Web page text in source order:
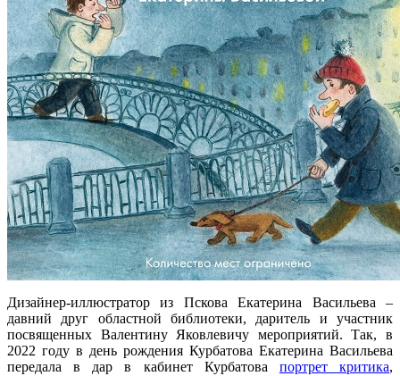
Дизайнер-иллюстратор из Пскова Екатерина Васильева –
давний друг областной библиотеки, даритель и участник
посвященных Валентину Яковлевичу мероприятий. Так, в
2022 году в день рождения Курбатова Екатерина Васильева
передала в дар в кабинет Курбатова портрет критика,